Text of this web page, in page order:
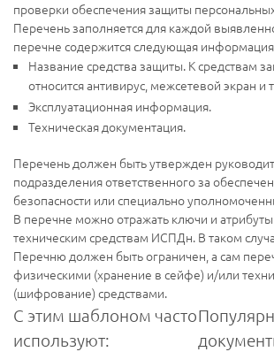
проверки обеспечения защиты
Перечень заполняется для каждой
перечне содержится следующая
Название средства защиты. К средствам
относится антивирус, межсетевой экран и
Эксплуатационная информация.
Техническая документация.
Перечень должен быть утвержден
подразделения ответственного за
безопасности или специально
В перечне можно отражать ключи и атрибуты
техническим средствам ИСПДн. В таком
Перечню должен быть ограничен, а сам
физическими (хранение в сейфе) и/или
(шифрование) средствами.
С этим шаблоном часто
используют: